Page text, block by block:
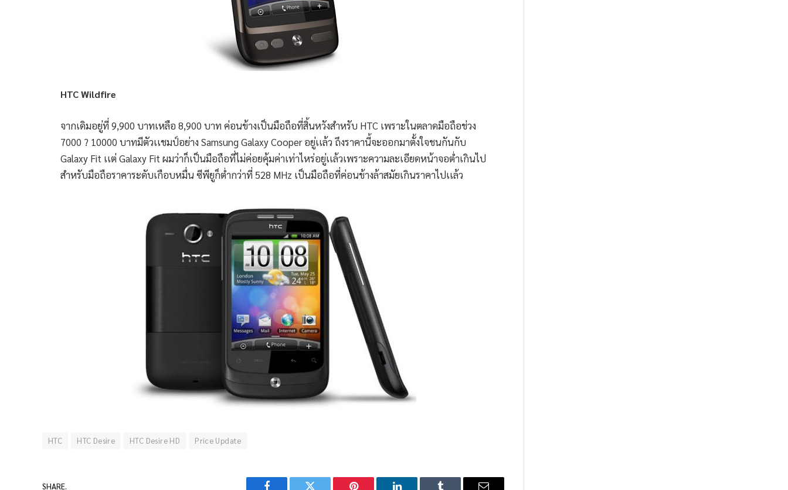
HTC Wildfire
จากเดิมอยู่ที่ 9,900 บาทเหลือ 8,900 บาท ค่อนข้างเป็นมือถือที่สิ้นหวังสำหรับ HTC เพราะในตลาดมือถือช่วง
7000 ? 10000 บาทมีตัวเเชมป์อย่าง Samsung Galaxy Cooper อยู่เเล้ว ถึงราคานี้จะออกมาตั้งใจชนกันกับ
Galaxy Fit เเต่ Galaxy Fit ผมว่าก็เป็นมือถือที่ไม่ค่อยคุ้มค่าเท่าไหร่อยู่เเล้วเพราะความละเอียดหน้าจอต่ำเกินไป
สำหรับมือถือราคาระดับเกือบหมื่น ซีพียูก็ต่ำกว่าที่ 528 MHz เป็นมือถือที่ค่อนข้างล้าสมัยเกินราคาไปเเล้ว
HTC HTC Desire HTC Desire HD Price Update
SHARE.